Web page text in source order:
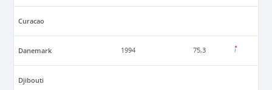
Curacao
Danemark 1994 75,3
Djibouti